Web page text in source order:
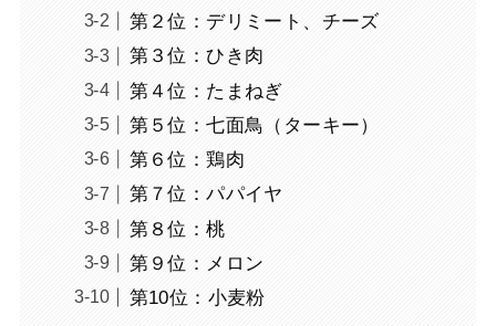
第２位：デリミート、チーズ
第３位：ひき肉
第４位：たまねぎ
第５位：七面鳥（ターキー）
第６位：鶏肉
第７位：パパイヤ
第８位：桃
第９位：メロン
第10位：小麦粉